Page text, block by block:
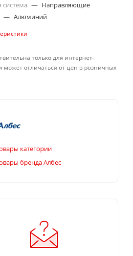
система — Направляющие
— Алюминий
только для интернет-
может отличаться от цен в розничных
категории
бренда Албес